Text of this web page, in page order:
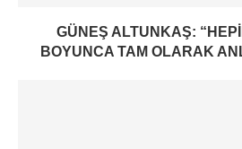
GÜNEŞ ALTUNKAŞ:
BOYUNCA TAM OLARAK